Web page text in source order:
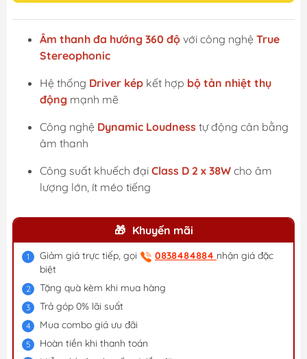
Âm thanh đa hướng 360 độ với công nghệ True
Stereophonic
Hệ thống Driver kép kết hợp bộ tản nhiệt thụ
động mạnh mẽ
Công nghệ Dynamic Loudness tự động cân bằng
âm thanh
Công suất khuếch đại Class D 2 x 38W cho âm
lượng lớn, ít méo tiếng
Khuyến mãi
Giảm giá trực tiếp, gọi 0838484884 nhận giá đặc
biệt
Tặng quà kèm khi mua hàng
Trả góp 0% lãi suất
Mua combo giá ưu đãi
Hoàn tiền khi thanh toán